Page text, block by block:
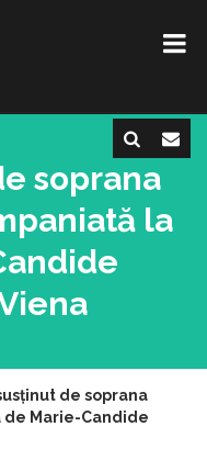
soprana
la
de soprana
de Marie-Candide